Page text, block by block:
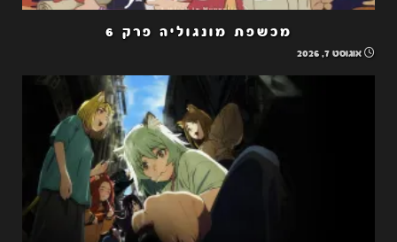
מכשפת מונגוליה פרק 6
אוגוסט 7, 2026